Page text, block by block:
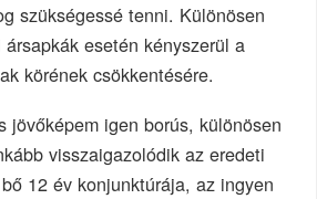
szükségessé tenni. Különösen
esetén kényszerül a
körének csökkentésére.
jövőképem igen borús, különösen
visszaigazolódik az eredeti
12 év konjunktúrája, az ingyen